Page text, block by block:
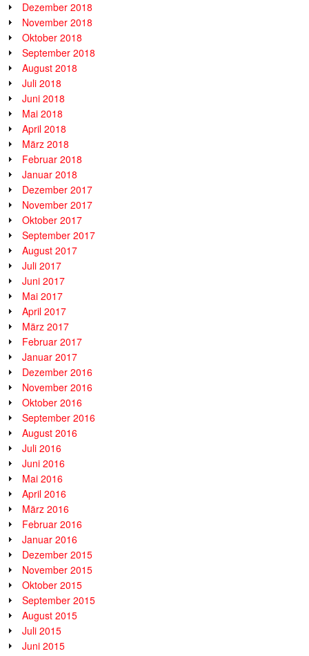
Dezember 2018
November 2018
Oktober 2018
September 2018
August 2018
Juli 2018
Juni 2018
Mai 2018
April 2018
März 2018
Februar 2018
Januar 2018
Dezember 2017
November 2017
Oktober 2017
September 2017
August 2017
Juli 2017
Juni 2017
Mai 2017
April 2017
März 2017
Februar 2017
Januar 2017
Dezember 2016
November 2016
Oktober 2016
September 2016
August 2016
Juli 2016
Juni 2016
Mai 2016
April 2016
März 2016
Februar 2016
Januar 2016
Dezember 2015
November 2015
Oktober 2015
September 2015
August 2015
Juli 2015
Juni 2015